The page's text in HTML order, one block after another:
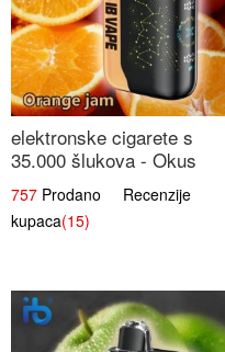
elektronske cigarete s
35.000 šlukova - Okus
Narančinog Džema |
Dugotrajno Iskustvo
757 Prodano Recenzije
kupaca(15)